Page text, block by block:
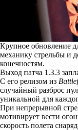
Крупное обновление
механику стрельбы и
конечностям.
Выход патча 1.3.3
С его релизом из
случайный разброс
уникальной для
При непрерывной
мотивирует вести
скорость полета